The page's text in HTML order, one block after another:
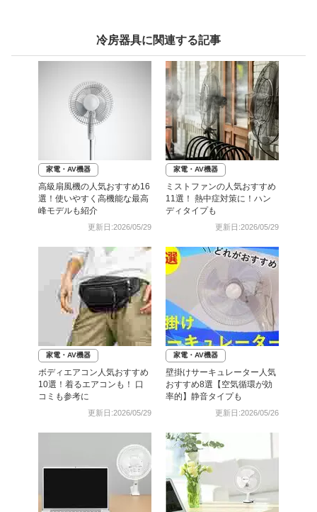
冷房器具に関連する記事
家電・AV機器
高級扇風機の人気おすすめ16
選！使いやすく高機能な最高
峰モデルも紹介
更新日:2026/05/29
家電・AV機器
ミストファンの人気おすすめ
11選！ 熱中症対策に！ハン
ディタイプも
更新日:2026/05/29
家電・AV機器
ボディエアコン人気おすすめ
10選！着るエアコンも！ 口
コミも参考に
更新日:2026/05/29
家電・AV機器
壁掛けサーキュレーター人気
おすすめ8選【空気循環が効
率的】静音タイプも
更新日:2026/05/26